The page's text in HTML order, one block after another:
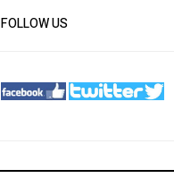
FOLLOW US